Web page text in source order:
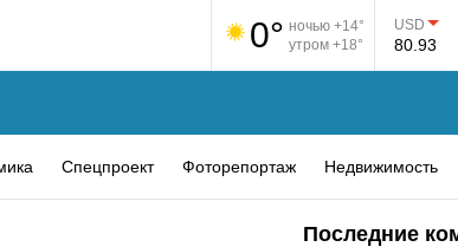
0° ночью +14°
утром +18°
USD
80.93
Спецпроект Фоторепортаж Недвижимость
Последние